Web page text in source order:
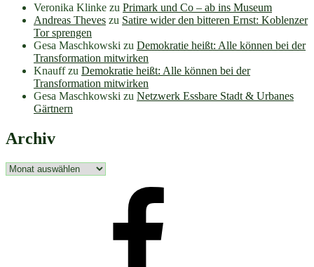
Veronika Klinke zu Primark und Co – ab ins Museum
Andreas Theves zu Satire wider den bitteren Ernst: Koblenzer
Tor sprengen
Gesa Maschkowski zu Demokratie heißt: Alle können bei der
Transformation mitwirken
Knauffzu Demokratie heißt: Alle können bei der
Transformation mitwirken
Gesa Maschkowski zu Netzwerk Essbare Stadt & Urbanes
Gärtnern
Archiv
Archiv